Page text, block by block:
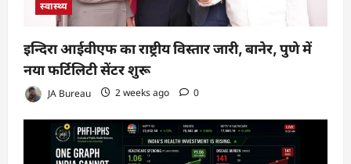
स्वास्थ्य
इन्दिरा आईवीएफ का राष्ट्रीय विस्तार जारी, बानेर, पुणे में
नया फर्टिलिटी सेंटर शुरू
JA Bureau 2 weeks ago 0